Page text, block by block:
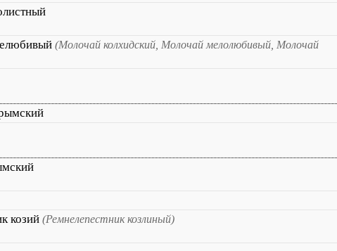
(Молочай колхидский, Молочай мелолюбивый, Молочай
козий (Ремнелепестник козлиный)